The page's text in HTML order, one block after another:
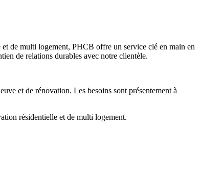
de multi logement, PHCB offre un service clé en main en
de relations durables avec notre clientèle.
et de rénovation. Les besoins sont présentement à
résidentielle et de multi logement.